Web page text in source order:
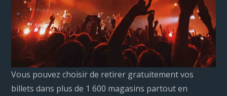
Vous pouvez choisir de retirer gratuitement vos
billets dans plus de 1 600 magasins partout en